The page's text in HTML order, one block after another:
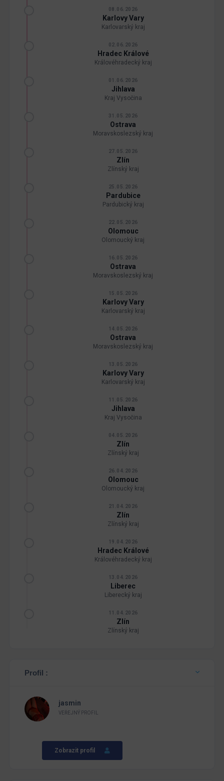
08.06.2026
Karlovy Vary
Karlovarský kraj
02.06.2026
Hradec Králové
Královéhradecký kraj
01.06.2026
Jihlava
Kraj Vysočina
31.05.2026
Ostrava
Moravskoslezský kraj
27.05.2026
Zlín
Zlínský kraj
25.05.2026
Pardubice
Pardubický kraj
22.05.2026
Olomouc
Olomoucký kraj
16.05.2026
Ostrava
Moravskoslezský kraj
15.05.2026
Karlovy Vary
Karlovarský kraj
14.05.2026
Ostrava
Moravskoslezský kraj
13.05.2026
Karlovy Vary
Karlovarský kraj
11.05.2026
Jihlava
Kraj Vysočina
04.05.2026
Zlín
Zlínský kraj
26.04.2026
Olomouc
Olomoucký kraj
21.04.2026
Zlín
Zlínský kraj
19.04.2026
Hradec Králové
Královéhradecký kraj
13.04.2026
Liberec
Liberecký kraj
11.04.2026
Zlín
Zlínský kraj
Profil :
jasmin
VEŘEJNÝ PROFIL
Zobrazit profil